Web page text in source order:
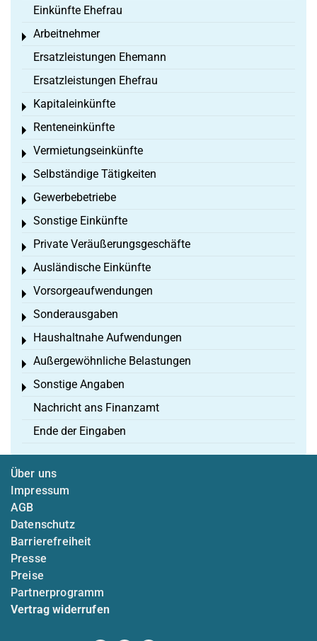
Einkünfte Ehefrau
Arbeitnehmer
Toggle menu
Ersatzleistungen Ehemann
Ersatzleistungen Ehefrau
Kapitaleinkünfte
Toggle menu
Renteneinkünfte
Toggle menu
Vermietungseinkünfte
Toggle menu
Selbständige Tätigkeiten
Toggle menu
Gewerbebetriebe
Toggle menu
Sonstige Einkünfte
Toggle menu
Private Veräußerungsgeschäfte
Toggle menu
Ausländische Einkünfte
Toggle menu
Vorsorgeaufwendungen
Toggle menu
Sonderausgaben
Toggle menu
Haushaltnahe Aufwendungen
Toggle menu
Außergewöhnliche Belastungen
Toggle menu
Sonstige Angaben
Toggle menu
Nachricht ans Finanzamt
Ende der Eingaben
Über uns
Impressum
AGB
Datenschutz
Barrierefreiheit
Presse
Preise
Partnerprogramm
Vertrag widerrufen